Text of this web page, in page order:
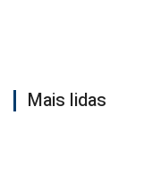
Mais lidas